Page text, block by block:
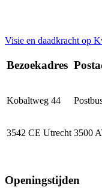
Visie en daadkracht op
Bezoekadres
Kobaltweg 44
3542 CE Utrecht 3500
Openingstijden